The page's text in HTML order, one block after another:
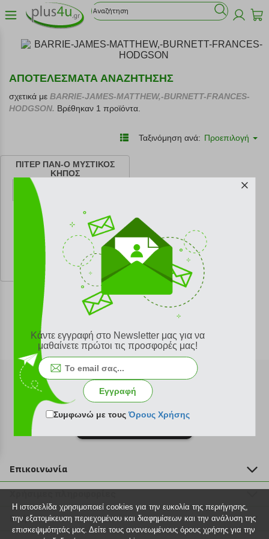
ΑΠΟΤΕΛΕΣΜΑΤΑ ΑΝΑΖΗΤΗΣΗΣ
σχετικά με BARRIE-JAMES-MATTHEW,-BURNETT-FRANCES-
HODGSON. Βρέθηκαν 1 προϊόντα.
Ταξινόμηση ανά: Προεπιλογή
ΠΙΤΕΡ ΠΑΝ-Ο ΜΥΣΤΙΚΟΣ
ΚΗΠΟΣ
κωδ. 108196824
13.95 €
Ελάχιστη 30 ημερών 15.50 €
Προτεινόμενη λιανική 15.50 €
Επικοινωνία
211 2000 700
info@plus4u.gr
Η εταιρία
Σημεία παραλαβής
Βοήθεια
Κάντε εγγραφή στο Newsletter μας για να
μαθαίνετε πρώτοι τις προσφορές μας!
Εγγραφή
Συμφωνώ με τουςΌρους Χρήσης
Η ιστοσελίδα χρησιμοποιεί cookies για την ευκολία της περιήγησης,
την εξατομίκευση περιεχομένου και διαφημίσεων και την ανάλυση της
επισκεψιμότητάς μας. Δείτε τους ανανεωμένους όρους χρήσης για την